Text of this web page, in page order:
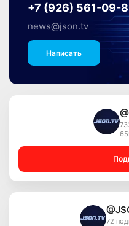
+7 (926) 561-09-
news@json.tv
Написать
72